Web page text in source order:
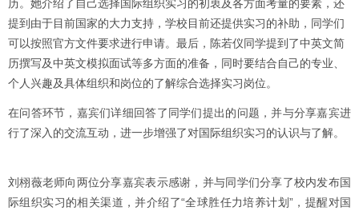
历。她介绍了自己选择国际组织实习的初衷及各方面考量的要素，还
提到由于目前国家的大力支持，学校目前还提供实习的补助，同学们
可以按照官方文件要求进行申请。最后，陈若仪同学提到了中英文简
历撰写及中英文模拟面试等多方面的准备，同时要结合自己的专业、
个人兴趣及具体组织和岗位的了解综合选择实习岗位。
在问答环节，嘉宾们详细回答了同学们提出的问题，并与分享嘉宾进
行了深入的交流互动，进一步增强了对国际组织实习的认识与了解。
刘栩薇老师向两位分享嘉宾表示感谢，并与同学们分享了校内发布国
际组织实习的相关渠道，并介绍了“全球胜任力培养计划”，提醒对国